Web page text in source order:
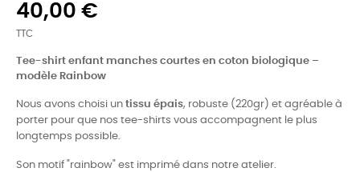
40,00 €
TTC
Tee-shirt enfant manches courtes en coton biologique –
modèle Rainbow
Nous avons choisi un tissu épais, robuste (220gr) et agréable à
porter pour que nos tee-shirts vous accompagnent le plus
longtemps possible.
Son motif "rainbow" est imprimé dans notre atelier.